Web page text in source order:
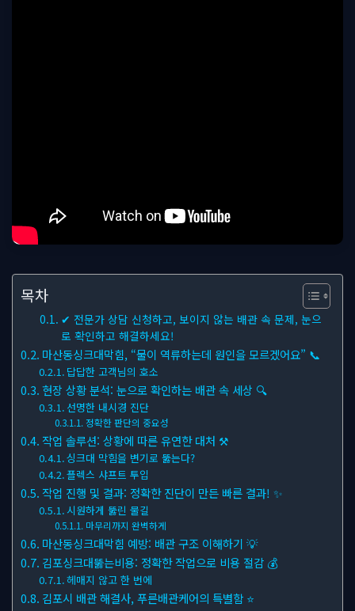
목차
✔ 전문가 상담 신청하고, 보이지 않는 배관 속 문제, 눈으
로 확인하고 해결하세요!
마산동싱크대막힘, “물이 역류하는데 원인을 모르겠어요” 📞
답답한 고객님의 호소
현장 상황 분석: 눈으로 확인하는 배관 속 세상 🔍
선명한 내시경 진단
정확한 판단의 중요성
작업 솔루션: 상황에 따른 유연한 대처 ⚒
싱크대 막힘을 변기로 뚫는다?
플렉스 샤프트 투입
작업 진행 및 결과: 정확한 진단이 만든 빠른 결과! ✨
시원하게 뚫린 물길
마무리까지 완벽하게
마산동싱크대막힘 예방: 배관 구조 이해하기 💡
김포싱크대뚫는비용: 정확한 작업으로 비용 절감 💰
헤매지 않고 한 번에
김포시 배관 해결사, 푸른배관케어의 특별함 ⭐